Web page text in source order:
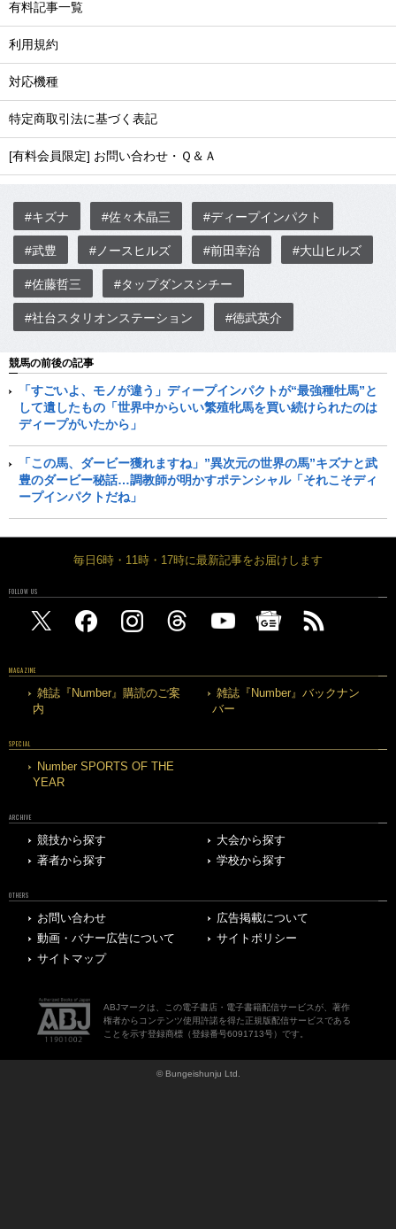
有料記事一覧
利用規約
対応機種
特定商取引法に基づく表記
[有料会員限定] お問い合わせ・Ｑ＆Ａ
#キズナ #佐々木晶三 #ディープインパクト
#武豊 #ノースヒルズ #前田幸治 #大山ヒルズ
#佐藤哲三 #タップダンスシチー
#社台スタリオンステーション #徳武英介
競馬の前後の記事
「すごいよ、モノが違う」ディープインパクトが“最強種牡馬”と
して遺したもの「世界中からいい繁殖牝馬を買い続けられたのは
ディープがいたから」
「この馬、ダービー獲れますね」”異次元の世界の馬”キズナと武
豊のダービー秘話…調教師が明かすポテンシャル「それこそディ
ープインパクトだね」
毎日6時・11時・17時に最新記事をお届けします
FOLLOW US
MAGAZINE
雑誌『Number』購読のご案
内
雑誌『Number』バックナン
バー
SPECIAL
Number SPORTS OF THE
YEAR
ARCHIVE
競技から探す
大会から探す
著者から探す
学校から探す
OTHERS
お問い合わせ
広告掲載について
動画・バナー広告について
サイトポリシー
サイトマップ
ABJマークは、この電子書店・電子書籍配信サービスが、著作
権者からコンテンツ使用許諾を得た正規版配信サービスである
ことを示す登録商標（登録番号6091713号）です。
© Bungeishunju Ltd.